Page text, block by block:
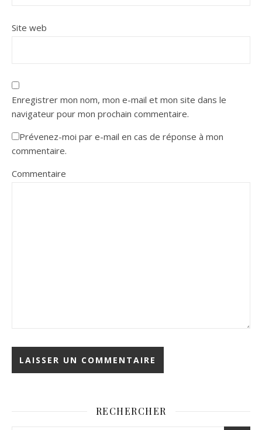
Site web
Enregistrer mon nom, mon e-mail et mon site dans le
navigateur pour mon prochain commentaire.
Prévenez-moi par e-mail en cas de réponse à mon
commentaire.
Commentaire
RECHERCHER